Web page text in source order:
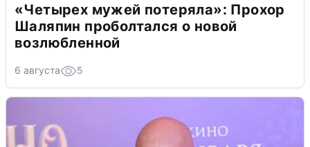
«Четырех мужей потеряла»: Прохор
Шаляпин проболтался о новой
возлюбленной
6 августа 5